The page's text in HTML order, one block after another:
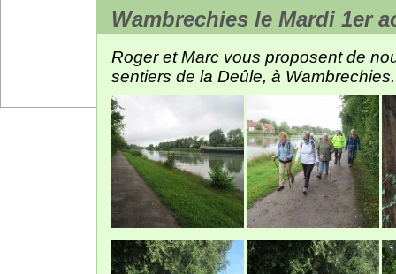
Wambrechies le Mardi 1er
Roger et Marc vous proposent de
sentiers de la Deûle, à